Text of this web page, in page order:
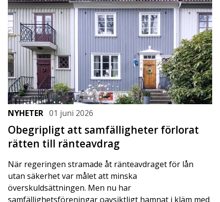
NYHETER 01 juni 2026
Obegripligt att samfälligheter förlorat
rätten till ränteavdrag
När regeringen stramade åt ränteavdraget för lån
utan säkerhet var målet att minska
överskuldsättningen. Men nu har
samfällighetsföreningar oavsiktligt hamnat i kläm med